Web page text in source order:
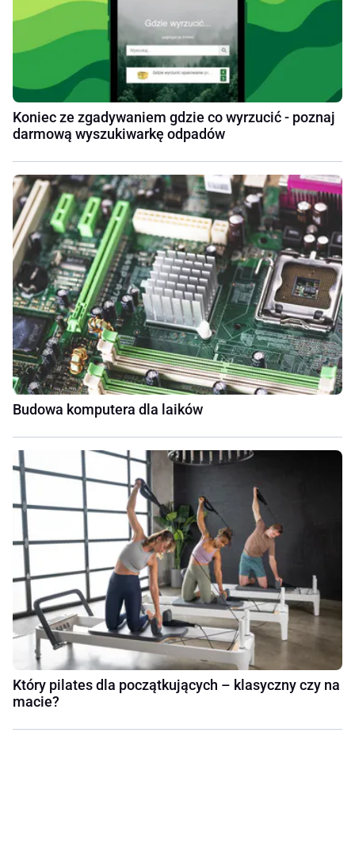
Koniec ze zgadywaniem gdzie co wyrzucić - poznaj
darmową wyszukiwarkę odpadów
Budowa komputera dla laików
Który pilates dla początkujących – klasyczny czy na
macie?